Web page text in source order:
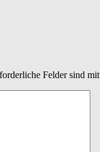
Felder sind mit